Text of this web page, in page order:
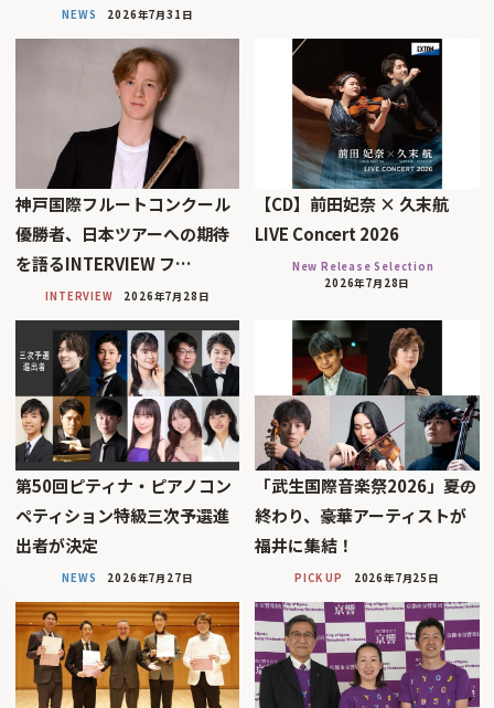
NEWS 2026年7月31日
神戸国際フルートコンクール
優勝者、日本ツアーへの期待
を語るINTERVIEW フ…
INTERVIEW 2026年7月28日
【CD】前田妃奈 × 久末航
LIVE Concert 2026
New Release Selection
2026年7月28日
第50回ピティナ・ピアノコン
ペティション特級三次予選進
出者が決定
NEWS 2026年7月27日
「武生国際音楽祭2026」――夏の
終わり、豪華アーティストが
福井に集結！
PICK UP 2026年7月25日